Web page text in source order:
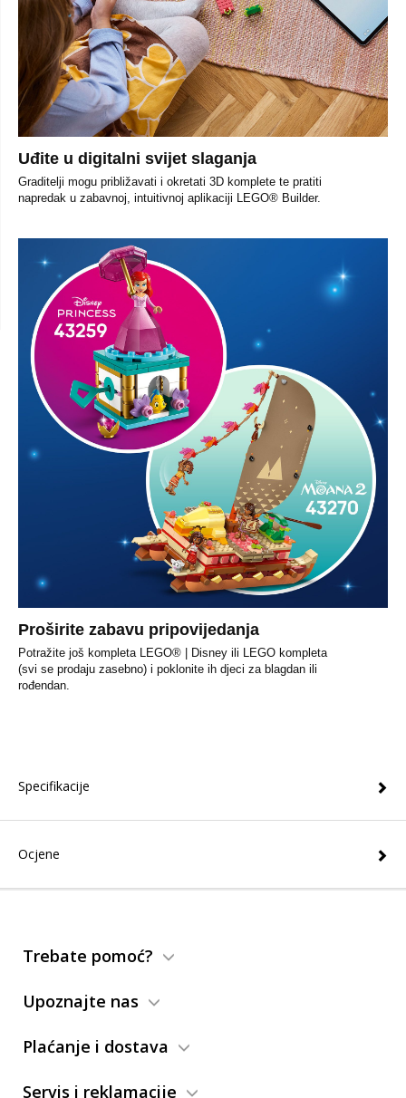
Uđite u digitalni svijet slaganja
Graditelji mogu približavati i okretati 3D komplete te pratiti
napredak u zabavnoj, intuitivnoj aplikaciji LEGO® Builder.
Proširite zabavu pripovijedanja
Potražite još kompleta LEGO® | Disney ili LEGO kompleta
(svi se prodaju zasebno) i poklonite ih djeci za blagdan ili
rođendan.
Specifikacije
Ocjene
Trebate pomoć?
Upoznajte nas
Plaćanje i dostava
Servis i reklamacije